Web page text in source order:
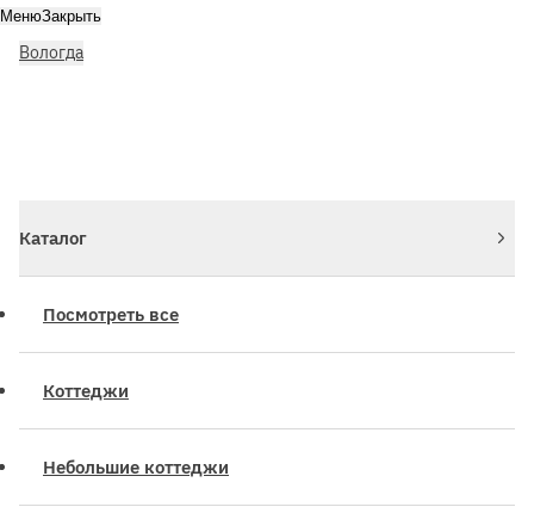
Вологда
МенюЗакрыть
Каталог
Посмотреть все
Коттеджи
Небольшие коттеджи